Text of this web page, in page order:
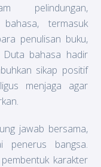
pelindungan,
termasuk
penulisan buku,
bahasa hadir
sikap positif
menjaga agar
jawab bersama,
penerus bangsa.
karakter